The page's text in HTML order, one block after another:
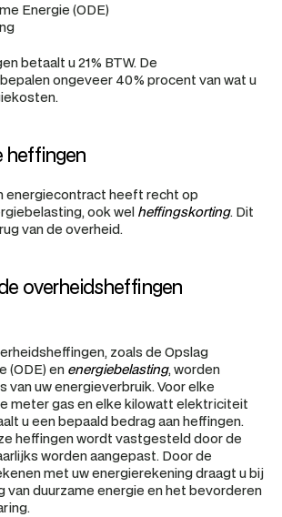
Energie (ODE)
betaalt u 21% BTW. De
ongeveer 40% procent van wat u
heffingen
energiecontract heeft recht op
ook wel heffingskorting. Dit
van de overheid.
overheidsheffingen
zoals de Opslag
(ODE) en energiebelasting, worden
van uw energieverbruik. Voor elke
meter gas en elke kilowatt elektriciteit
u een bepaald bedrag aan heffingen.
heffingen wordt vastgesteld door de
worden aangepast. Door de
met uw energierekening draagt u bij
van duurzame energie en het bevorderen